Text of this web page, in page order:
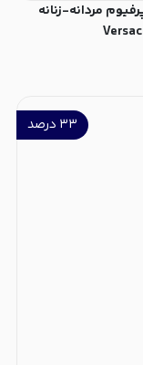
مردانه-زنانه
۳۳ درصد